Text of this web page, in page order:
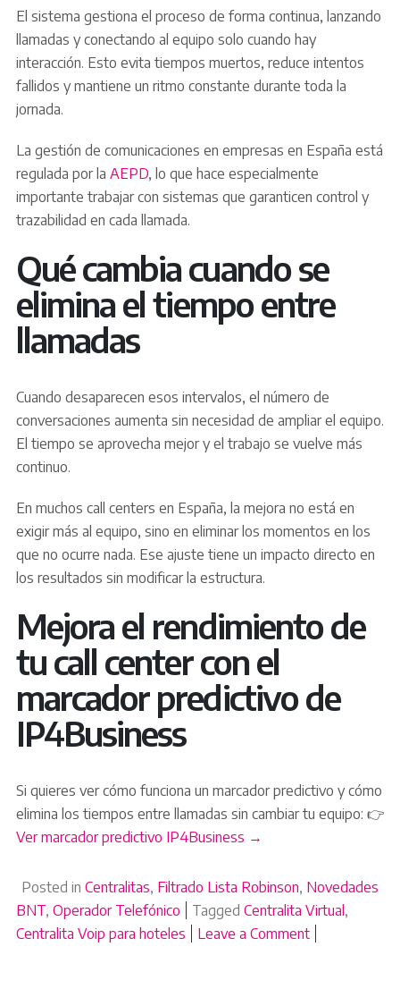
El sistema gestiona el proceso de forma continua, lanzando
llamadas y conectando al equipo solo cuando hay
interacción. Esto evita tiempos muertos, reduce intentos
fallidos y mantiene un ritmo constante durante toda la
jornada.
La gestión de comunicaciones en empresas en España está
regulada por la AEPD, lo que hace especialmente
importante trabajar con sistemas que garanticen control y
trazabilidad en cada llamada.
Qué cambia cuando se
elimina el tiempo entre
llamadas
Cuando desaparecen esos intervalos, el número de
conversaciones aumenta sin necesidad de ampliar el equipo.
El tiempo se aprovecha mejor y el trabajo se vuelve más
continuo.
En muchos call centers en España, la mejora no está en
exigir más al equipo, sino en eliminar los momentos en los
que no ocurre nada. Ese ajuste tiene un impacto directo en
los resultados sin modificar la estructura.
Mejora el rendimiento de
tu call center con el
marcador predictivo de
IP4Business
Si quieres ver cómo funciona un marcador predictivo y cómo
elimina los tiempos entre llamadas sin cambiar tu equipo: 👉
Ver marcador predictivo IP4Business →
Posted in Centralitas, Filtrado Lista Robinson, Novedades
BNT, Operador Telefónico Tagged Centralita Virtual,
Centralita Voip para hoteles
Leave a Commenton Por qué tu